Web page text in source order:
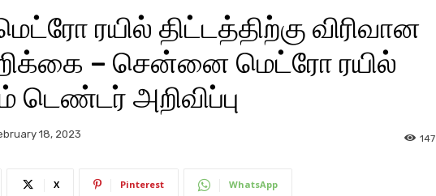
ரயில் திட்டத்திற்கு விரிவான
– சென்னை மெட்ரோ ரயில்
டெண்டர் அறிவிப்பு
18, 2023 147
X Pinterest WhatsApp